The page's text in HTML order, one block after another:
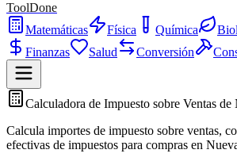
ToolDone
Matemáticas
Física Química
Finanzas
Salud Conversión
Calculadora de Impuesto sobre Ventas de
Calcula importes de impuesto sobre ventas,
efectivas de impuestos para compras en